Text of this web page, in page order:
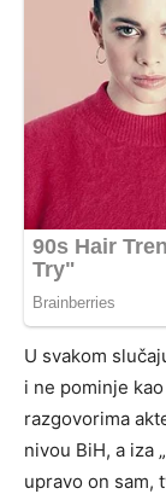
U svakom
i ne pominje
razgovorima
nivou BiH, a iza
upravo on sam,